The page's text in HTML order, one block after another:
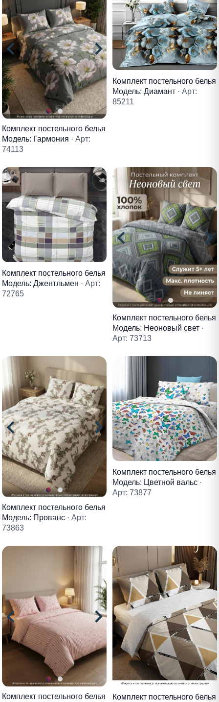
Комплект постельного белья
Модель: Гармония · Арт:
74113
Комплект постельного белья
Модель: Диамант · Арт:
85211
Комплект постельного белья
Модель: Джентльмен · Арт:
72765
Комплект постельного белья
Модель: Неоновый свет ·
Арт: 73713
Комплект постельного белья
Модель: Прованс · Арт:
73863
Комплект постельного белья
Модель: Цветной вальс ·
Арт: 73877
Комплект постельного белья
Комплект постельного белья